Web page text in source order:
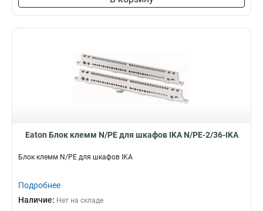
Eaton Блок клемм N/PE для шкафов IKA N/PE-2/36-IKA
Блок клемм N/PE для шкафов IKA
Подробнее
Наличие: Нет на складе